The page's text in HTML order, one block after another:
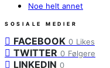
Noe helt annet
SOSIALE MEDIER
FACEBOOK 0 Likes
TWITTER 0 Følgere
LINKEDIN 0